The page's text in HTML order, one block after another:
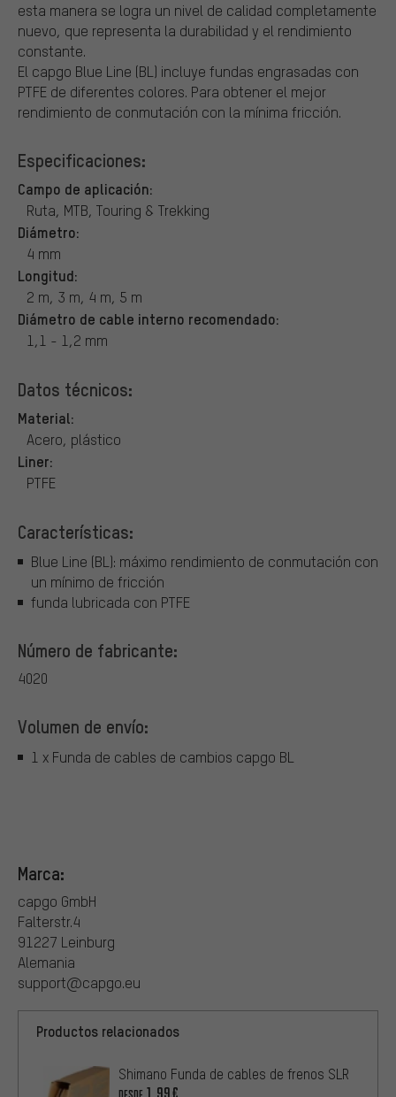
esta manera se logra un nivel de calidad completamente
nuevo, que representa la durabilidad y el rendimiento
constante.
El capgo Blue Line (BL) incluye fundas engrasadas con
PTFE de diferentes colores. Para obtener el mejor
rendimiento de conmutación con la mínima fricción.
Especificaciones:
Campo de aplicación:
Ruta, MTB, Touring & Trekking
Diámetro:
4 mm
Longitud:
2 m, 3 m, 4 m, 5 m
Diámetro de cable interno recomendado:
1,1 - 1,2 mm
Datos técnicos:
Material:
Acero, plástico
Liner:
PTFE
Características:
Blue Line (BL): máximo rendimiento de conmutación con
un mínimo de fricción
funda lubricada con PTFE
Número de fabricante:
4020
Volumen de envío:
1 x Funda de cables de cambios capgo BL
Marca:
capgo GmbH
Falterstr.4
91227 Leinburg
Alemania
support@capgo.eu
Productos relacionados
Shimano Funda de cables de frenos SLR